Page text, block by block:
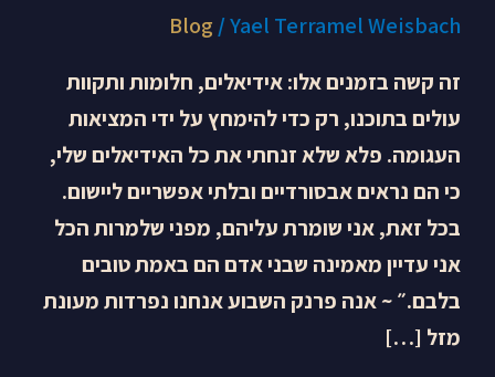
Blog /Yael Terramel Weisbach
זה קשה בזמנים אלו: אידיאלים, חלומות ותקוות
עולים בתוכנו, רק כדי להימחץ על ידי המציאות
העגומה. פלא שלא זנחתי את כל האידיאלים שלי,
כי הם נראים אבסורדיים ובלתי אפשריים ליישום.
בכל זאת, אני שומרת עליהם, מפני שלמרות הכל
אני עדיין מאמינה שבני אדם הם באמת טובים
בלבם.״ ~ אנה פרנק השבוע אנחנו נפרדות מעונת
מזל […]